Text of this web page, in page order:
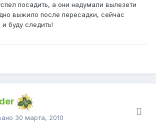
посадить, а они надумали вылезети
выжило после пересадки, сейчас
буду следить!
30 марта, 2010